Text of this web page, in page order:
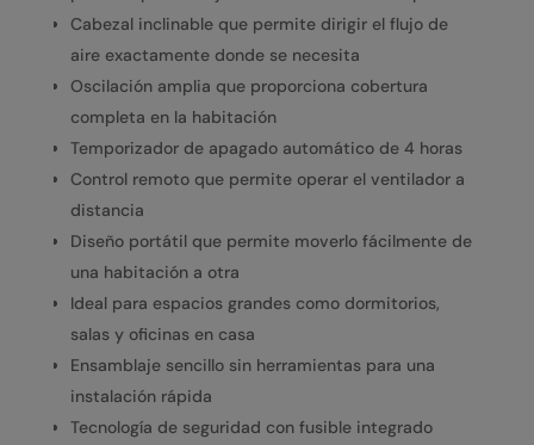
Cabezal inclinable que permite dirigir el flujo de
aire exactamente donde se necesita
Oscilación amplia que proporciona cobertura
completa en la habitación
Temporizador de apagado automático de 4 horas
Control remoto que permite operar el ventilador a
distancia
Diseño portátil que permite moverlo fácilmente de
una habitación a otra
Ideal para espacios grandes como dormitorios,
salas y oficinas en casa
Ensamblaje sencillo sin herramientas para una
instalación rápida
Tecnología de seguridad con fusible integrado